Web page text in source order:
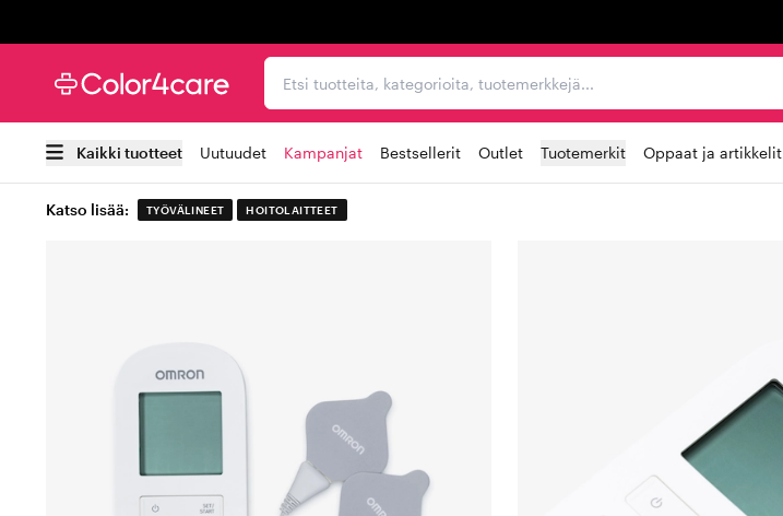
Etsi tuotteita, kategorioita, tuotemerkkejä...
Kaikki tuotteet Uutuudet Kampanjat Bestsellerit Outlet Tuotemerkit Oppaat ja artikkelit
Katso lisää: TYÖVÄLINEET HOITOLAITTEET